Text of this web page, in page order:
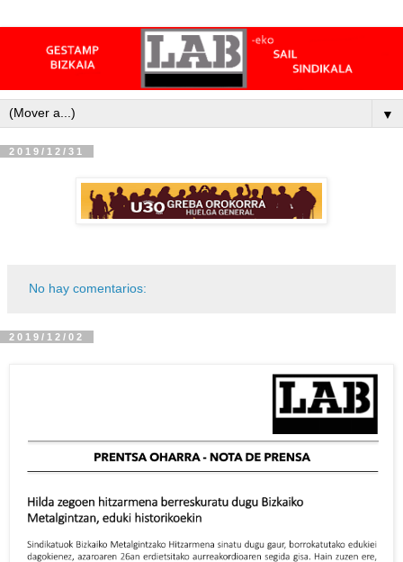
▼
2019/12/31
No hay comentarios:
2019/12/02